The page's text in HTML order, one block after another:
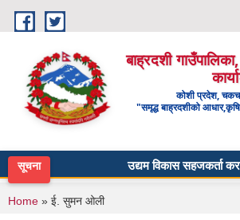
Skip to main content
बाह्रदशी
कोशी प्रदेश,
"समृद्ध बाह्रदशीको
सूचना उद्यम विकास सहजकर्ता
You are here
Home » ई. सुमन ओली